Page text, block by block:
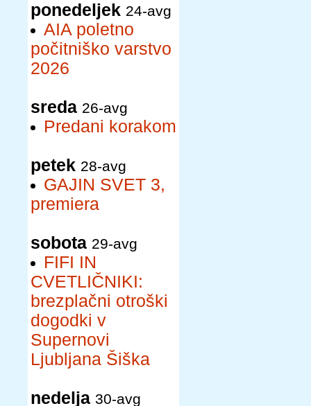
ponedeljek 24-avg
AIA poletno
počitniško varstvo
2026
sreda 26-avg
Predani korakom
petek 28-avg
GAJIN SVET 3,
premiera
sobota 29-avg
FIFI IN
CVETLIČNIKI:
brezplačni otroški
dogodki v
Supernovi
Ljubljana Šiška
nedelja 30-avg